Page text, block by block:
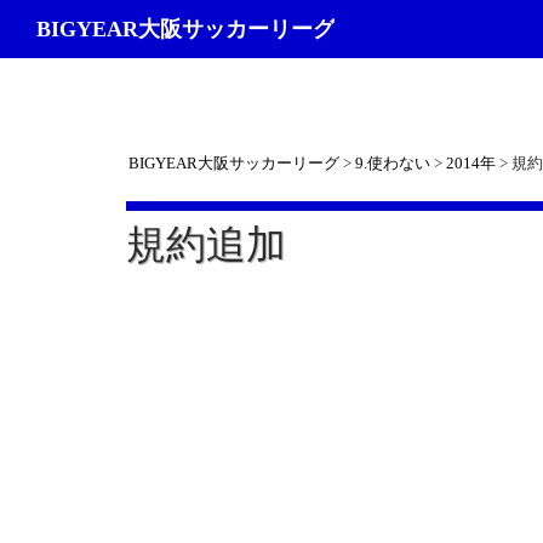
BIGYEAR大阪サッカーリーグ
BIGYEAR大阪サッカーリーグ> 9.使わない> 2014年> 規
規約追加